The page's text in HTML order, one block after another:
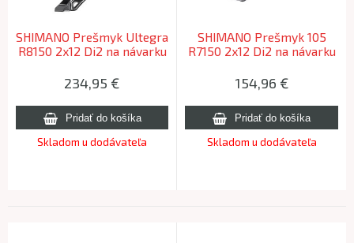
SHIMANO Prešmyk Ultegra
R8150 2x12 Di2 na návarku
234,95 €
Skladom u dodávateľa
SHIMANO Prešmyk 105
R7150 2x12 Di2 na návarku
154,96 €
Skladom u dodávateľa